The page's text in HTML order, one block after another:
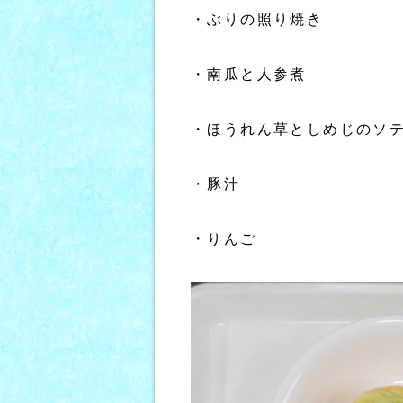
・ぶりの照り焼き
・南瓜と人参煮
・ほうれん草としめじのソ
・豚汁
・りんご